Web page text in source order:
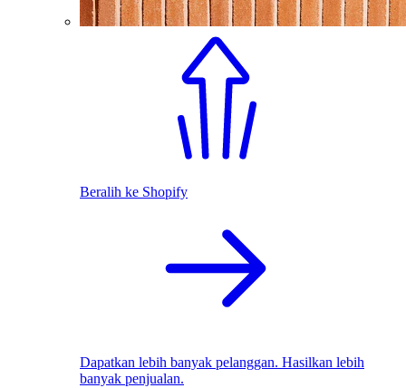
Beralih ke Shopify
Dapatkan lebih banyak pelanggan. Hasilkan lebih
banyak penjualan.